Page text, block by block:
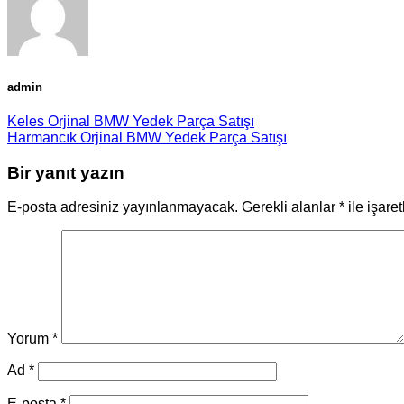
admin
Keles Orjinal BMW Yedek Parça Satışı
Harmancık Orjinal BMW Yedek Parça Satışı
Bir yanıt yazın
E-posta adresiniz yayınlanmayacak. Gerekli alanlar * ile
Yorum *
Ad *